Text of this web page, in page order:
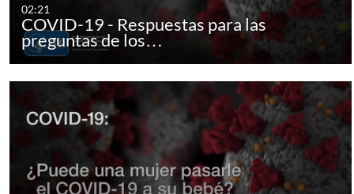
02:21
COVID-19 - Respuestas para las
preguntas de los…